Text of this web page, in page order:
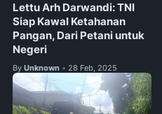
Lettu Arh Darwandi: TNI
Siap Kawal Ketahanan
Pangan, Dari Petani untuk
Negeri
By Unknown • 28 Feb, 2025